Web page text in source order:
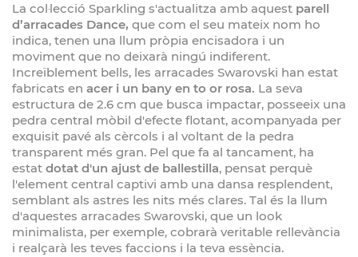
La col·lecció Sparkling s'actualitza amb aquest parell
d’arracades Dance, que com el seu mateix nom ho
indica, tenen una llum pròpia encisadora i un
moviment que no deixarà ningú indiferent.
Increïblement bells, les arracades Swarovski han estat
fabricats en acer i un bany en to or rosa. La seva
estructura de 2.6 cm que busca impactar, posseeix una
pedra central mòbil d'efecte flotant, acompanyada per
exquisit pavé als cèrcols i al voltant de la pedra
transparent més gran. Pel que fa al tancament, ha
estat dotat d'un ajust de ballestilla, pensat perquè
l'element central captivi amb una dansa resplendent,
semblant als astres les nits més clares. Tal és la llum
d'aquestes arracades Swarovski, que un look
minimalista, per exemple, cobrarà veritable rellevància
i realçarà les teves faccions i la teva essència.